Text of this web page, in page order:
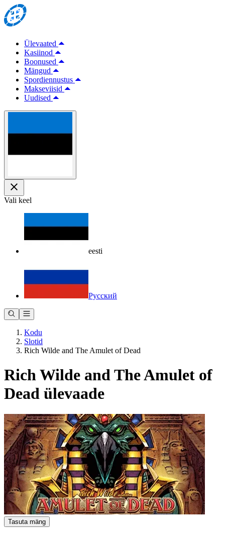
Ülevaated
Kasiinod
Boonused
Mängud
Spordiennustus
Makseviisid
Uudised
Vali keel
eesti
Русский
Kodu
Slotid
Rich Wilde and The Amulet of Dead
Rich Wilde and The Amulet of
Dead ülevaade
Tasuta mäng